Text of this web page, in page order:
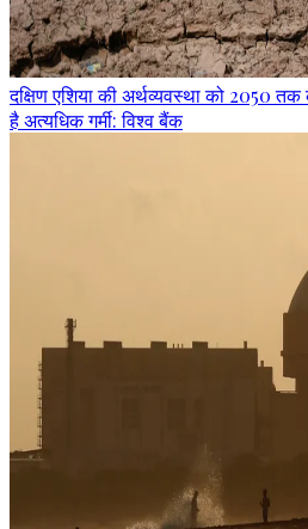
दक्षिण एशिया की अर्थव्यवस्था को 2050
है अत्यधिक गर्मी: विश्व बैंक